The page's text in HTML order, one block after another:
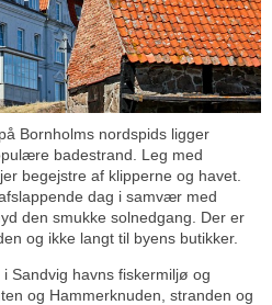
Bornholms nordspids ligger
badestrand. Leg med
begejstre af klipperne og havet.
dag i samvær med
den smukke solnedgang. Der er
og ikke langt til byens butikker.
Sandvig havns fiskermiljø og
og Hammerknuden, stranden og